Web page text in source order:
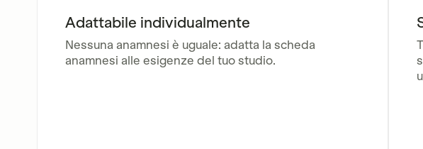
Adattabile individualmente
Nessuna anamnesi è uguale: adatta la scheda
anamnesi alle esigenze del tuo studio.